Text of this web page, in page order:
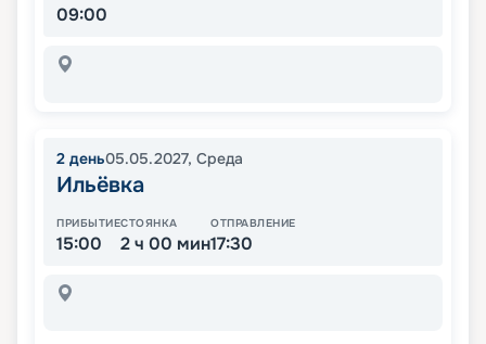
09:00
2 день05.05.2027, Среда
Ильёвка
ПРИБЫТИЕ
15:00
СТОЯНКА
2 ч 00 мин
ОТПРАВЛЕНИЕ
17:30